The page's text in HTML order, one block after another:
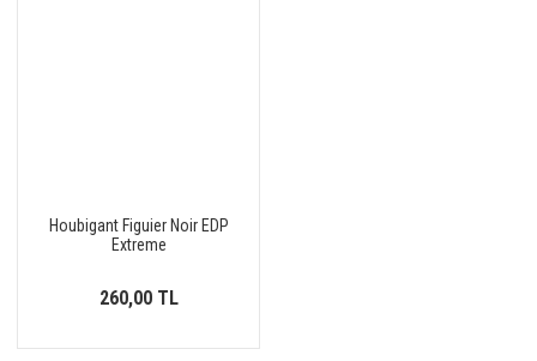
Houbigant Figuier Noir EDP
Extreme
260,00 TL